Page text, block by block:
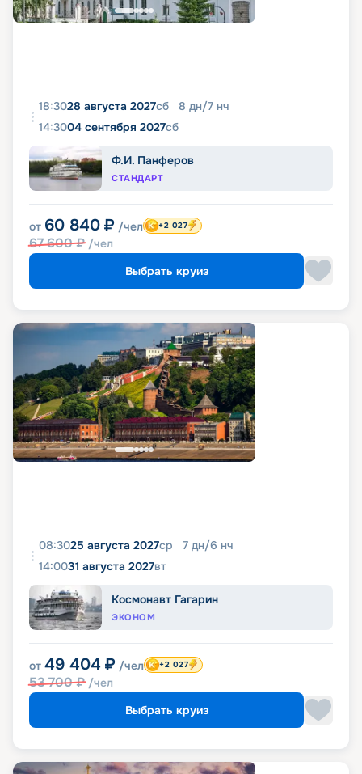
18:3028 августа 2027сб 8 дн/7 нч
14:3004 сентября 2027сб
Ф.И. Панферов
СТАНДАРТ
от 60 840 ₽ /чел
67 600₽ /чел
+2 027
Выбрать круиз
08:3025 августа 2027ср 7 дн/6 нч
14:0031 августа 2027вт
Космонавт Гагарин
ЭКОНОМ
от 49 404 ₽ /чел
53 700₽ /чел
+2 027
Выбрать круиз